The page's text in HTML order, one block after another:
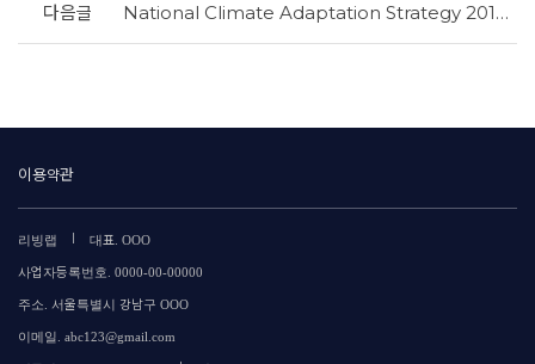
다음글 National Climate Adaptation Strategy 2016(NAS) the Netherlands
이용약관
리빙랩 대표. OOO
사업자등록번호. 0000-00-00000
주소. 서울특별시 강남구 OOO
이메일. abc123@gmail.com